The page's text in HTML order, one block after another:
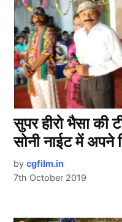
सुपर हीरो भैसा की
सोनी नाईट में अपने
by cgfilm.in
7th October 2019